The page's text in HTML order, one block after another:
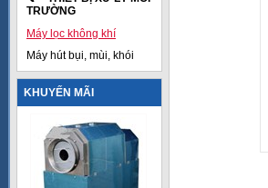
TRƯỜNG
Máy lọc không khí
Máy hút bụi, mùi, khói
KHUYẾN MÃI